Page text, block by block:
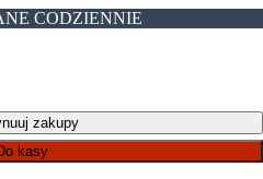
CODZIENNIE
zakupy
kasy